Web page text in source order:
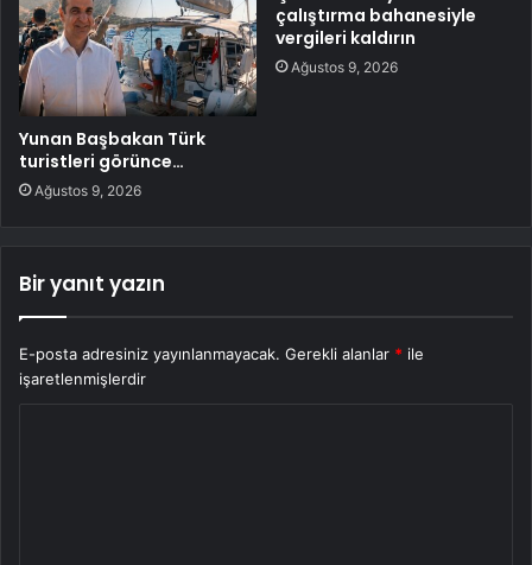
Yunan Başbakan Türk
turistleri görünce…
Ağustos 9, 2026
çalıştırma bahanesiyle
vergileri kaldırın
Ağustos 9, 2026
Bir yanıt yazın
E-posta adresiniz yayınlanmayacak. Gerekli alanlar * ile
işaretlenmişlerdir